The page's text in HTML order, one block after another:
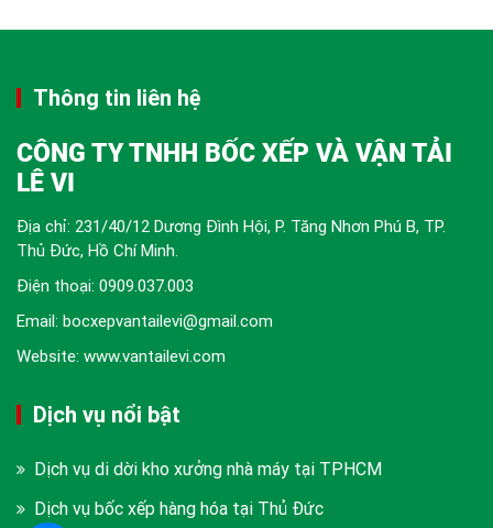
Thông tin liên hệ
CÔNG TY TNHH BỐC XẾP VÀ VẬN TẢI
LÊ VI
Địa chỉ: 231/40/12 Dương Đình Hội, P. Tăng Nhơn Phú B, TP.
Thủ Đức, Hồ Chí Minh.
Điện thoại: 0909.037.003
Email: bocxepvantailevi@gmail.com
Website: www.vantailevi.com
Dịch vụ nổi bật
Dịch vụ di dời kho xưởng nhà máy tại TPHCM
Dịch vụ bốc xếp hàng hóa tại Thủ Đức